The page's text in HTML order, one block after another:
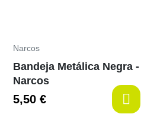
items
Narcos
Bandeja Metálica Negra -
Narcos
5,50 €